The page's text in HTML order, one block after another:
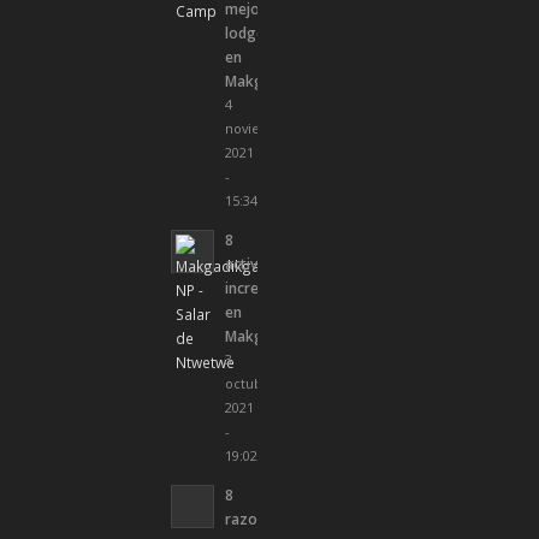
mejores
lodges
en
Makgadikgadi
4
noviembre,
2021
-
15:34
8
actividades
increíbles
en
Makgadikgadi
3
octubre,
2021
-
19:02
8
razones